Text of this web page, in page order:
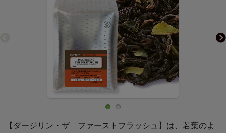
【ダージリン・ザ ファーストフラッシュ】は、若葉のよ